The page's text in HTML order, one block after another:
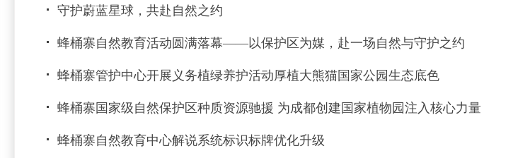
守护蔚蓝星球，共赴自然之约
蜂桶寨自然教育活动圆满落幕——以保护区为媒，赴一场自然与守护之约
蜂桶寨管护中心开展义务植绿养护活动厚植大熊猫国家公园生态底色
蜂桶寨国家级自然保护区种质资源驰援 为成都创建国家植物园注入核心力量
蜂桶寨自然教育中心解说系统标识标牌优化升级